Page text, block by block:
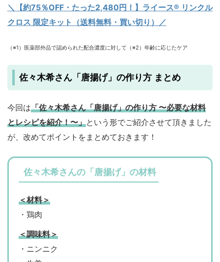
＼【約75％OFF・たった2,480円！ 】ライース® リンクル
クロス 限定キット（送料無料・買い切り）／
（※1）医薬部外品で認められた配合濃度に対して（※2）年齢に応じたケア
佐々木希さん「唐揚げ」の作り方 まとめ
今回は「佐々木希さん「唐揚げ」の作り方 〜必要な材料
とレシピを紹介！〜」という形でご紹介させて頂きました
が、改めてポイントをまとめておきます！
佐々木希さんの「唐揚げ」の材料
＜材料＞
・鶏肉
＜調味料＞
・ニンニク